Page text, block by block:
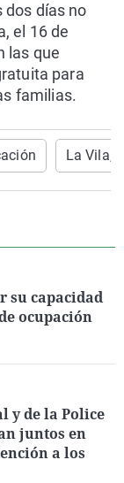
dos días no
el 16 de
las que
para
familias.
La Vila,
su capacidad
ocupación
y de la Police
juntos en
a los